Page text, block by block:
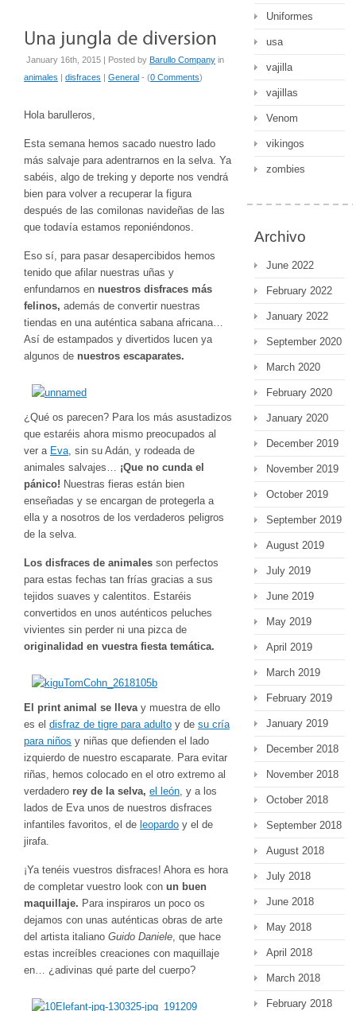
January 16th, 2015 | Posted by Barullo Company in
animales | disfraces | General - (0 Comments)
Hola barulleros,
Esta semana hemos sacado nuestro lado
más salvaje para adentrarnos en la selva. Ya
sabéis, algo de treking y deporte nos vendrá
bien para volver a recuperar la figura
después de las comilonas navideñas de las
que todavía estamos reponiéndonos.
Eso sí, para pasar desapercibidos hemos
tenido que afilar nuestras uñas y
enfundarnos en nuestros disfraces más
felinos, además de convertir nuestras
tiendas en una auténtica sabana africana…
Así de estampados y divertidos lucen ya
algunos de nuestros escaparates.
¿Qué os parecen? Para los más asustadizos
que estaréis ahora mismo preocupados al
ver a Eva, sin su Adán, y rodeada de
animales salvajes… ¡Que no cunda el
pánico! Nuestras fieras están bien
enseñadas y se encargan de protegerla a
ella y a nosotros de los verdaderos peligros
de la selva.
Los disfraces de animales son perfectos
para estas fechas tan frías gracias a sus
tejidos suaves y calentitos. Estaréis
convertidos en unos auténticos peluches
vivientes sin perder ni una pizca de
originalidad en vuestra fiesta temática.
El print animal se llevay muestra de ello
es el disfraz de tigre para adulto y de su cría
para niños y niñas que defienden el lado
izquierdo de nuestro escaparate. Para evitar
riñas, hemos colocado en el otro extremo al
verdadero rey de la selva, el león, y a los
lados de Eva unos de nuestros disfraces
infantiles favoritos, el de leopardo y el de
jirafa.
¡Ya tenéis vuestros disfraces! Ahora es hora
de completar vuestro look con un buen
maquillaje. Para inspiraros un poco os
dejamos con unas auténticas obras de arte
del artista italiano Guido Daniele, que hace
estas increíbles creaciones con maquillaje
en… ¿adivinas qué parte del cuerpo?
Uniformes
usa
vajilla
vajillas
Venom
vikingos
zombies
Archivo
June 2022
February 2022
January 2022
September 2020
March 2020
February 2020
January 2020
December 2019
November 2019
October 2019
September 2019
August 2019
July 2019
June 2019
May 2019
April 2019
March 2019
February 2019
January 2019
December 2018
November 2018
October 2018
September 2018
August 2018
July 2018
June 2018
May 2018
April 2018
March 2018
February 2018